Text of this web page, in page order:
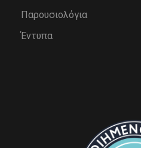
Παρουσιολόγια
Έντυπα